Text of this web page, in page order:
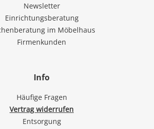
Newsletter
Einrichtungsberatung
im Möbelhaus
Firmenkunden
Info
Häufige Fragen
Vertrag widerrufen
Entsorgung